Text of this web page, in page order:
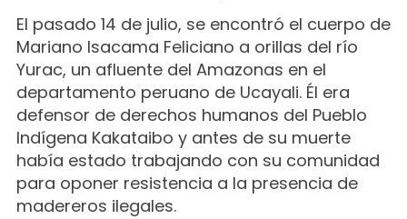
El pasado 14 de julio, se encontró el cuerpo de
Mariano Isacama Feliciano a orillas del río
Yurac, un afluente del Amazonas en el
departamento peruano de Ucayali. Él era
defensor de derechos humanos del Pueblo
Indígena Kakataibo y antes de su muerte
había estado trabajando con su comunidad
para oponer resistencia a la presencia de
madereros ilegales.